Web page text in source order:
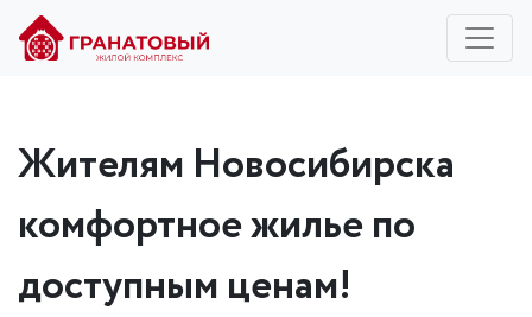
Жителям Новосибирска
комфортное жилье по
доступным ценам!